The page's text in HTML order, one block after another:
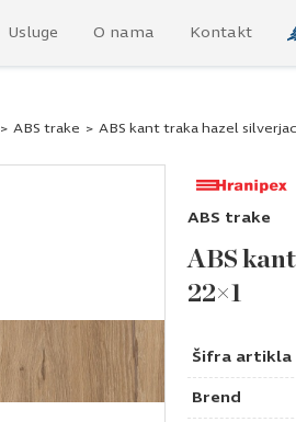
Usluge O nama Kontakt
> ABS trake > ABS kant traka hazel
ABS trake
ABS
22×1
Šifra artikla
Brend